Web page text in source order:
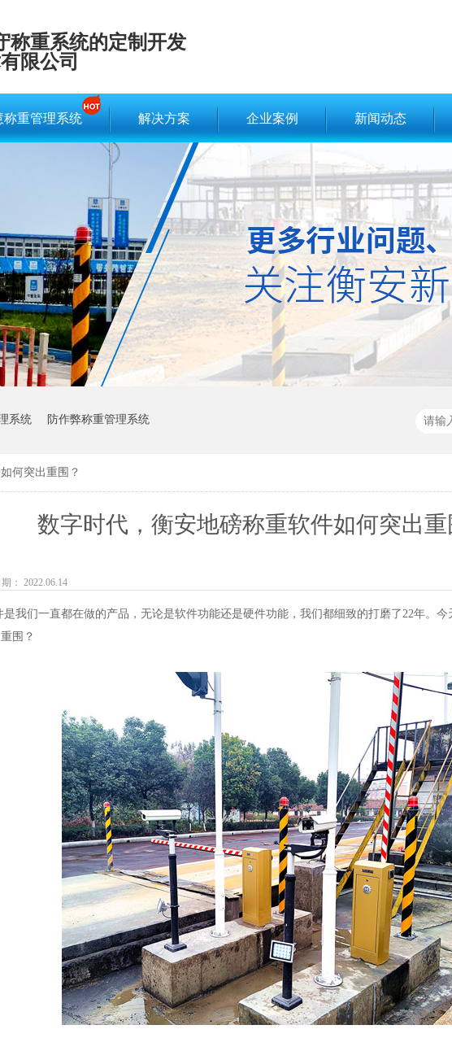
称重系统的定制开发
限公司
称重管理系统 解决方案 企业案例 新闻动态
系统 防作弊称重管理系统
何突出重围？
数字时代，衡安地磅称重软件如何突出重
： 2022.06.14
们一直都在做的产品，无论是软件功能还是硬件功能，我们都细致的打磨了22年。今
围？